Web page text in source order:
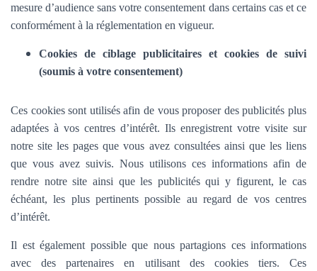
mesure d’audience sans votre consentement dans certains cas et ce
conformément à la réglementation en vigueur.
Cookies de ciblage publicitaires et cookies de suivi
(soumis à votre consentement)
Ces cookies sont utilisés afin de vous proposer des publicités plus
adaptées à vos centres d’intérêt. Ils enregistrent votre visite sur
notre site les pages que vous avez consultées ainsi que les liens
que vous avez suivis. Nous utilisons ces informations afin de
rendre notre site ainsi que les publicités qui y figurent, le cas
échéant, les plus pertinents possible au regard de vos centres
d’intérêt.
Il est également possible que nous partagions ces informations
avec des partenaires en utilisant des cookies tiers. Ces